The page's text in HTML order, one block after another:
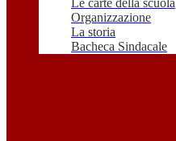
Le carte della scuola
Organizzazione
La storia
Bacheca Sindacale